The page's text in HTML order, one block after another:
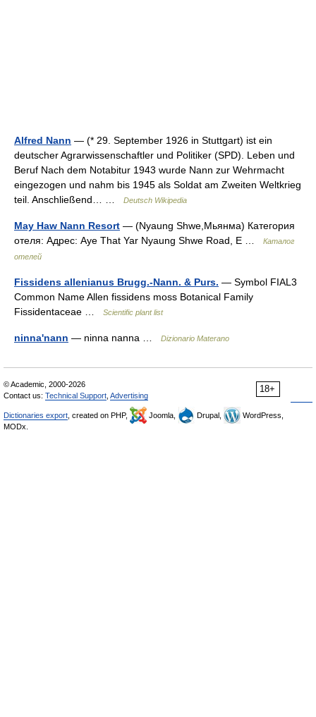
Alfred Nann — (* 29. September 1926 in Stuttgart) ist ein
deutscher Agrarwissenschaftler und Politiker (SPD). Leben und
Beruf Nach dem Notabitur 1943 wurde Nann zur Wehrmacht
eingezogen und nahm bis 1945 als Soldat am Zweiten Weltkrieg
teil. Anschließend… …
Deutsch Wikipedia
May Haw Nann Resort — (Nyaung Shwe,Мьянма) Категория
отеля: Адрес: Aye That Yar Nyaung Shwe Road, E …
Каталог
отелей
Fissidens allenianus Brugg.-Nann. & Purs. — Symbol FIAL3
Common Name Allen fissidens moss Botanical Family
Fissidentaceae …
Scientific plant list
ninna'nann — ninna nanna … Dizionario Materano
18+
© Academic, 2000-2026
Contact us: Technical Support Advertising
Dictionaries export , created on PHP, Joomla, Drupal,
WordPress,
MODx.